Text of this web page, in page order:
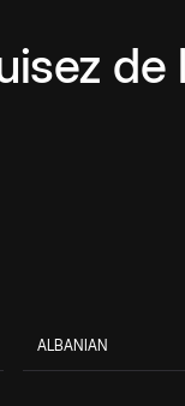
de
ALBANIAN